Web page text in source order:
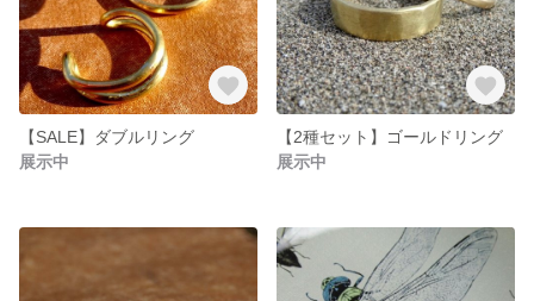
【SALE】ダブルリング
展示中
【2種セット】ゴールドリング
展示中